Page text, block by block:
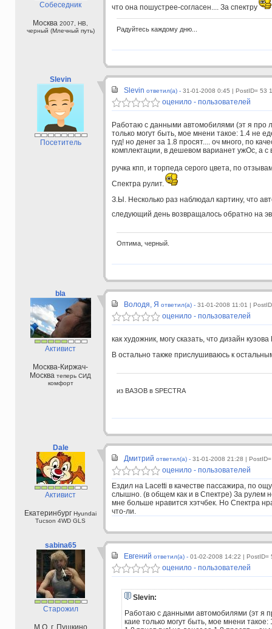
Собеседник
Москва 2007, HB,
черный (Млечный путь)
что она пошустрее-согласен.... За спектру
Радуйтесь каждому дню...
Slevin
Посетитель
Slevin ответил(а) - 31-01-2008 0:45 | PostID= 53
оценило - пользователей
Работаю с данными автомобилями (эт я про
только могут быть, мое мнени такое: 1.4 не
гуд! но денег за 1.8 просят.... оч много, по
комплектации, в дешевом варианет ужОс, а
ручка кпп, и торпеда серого цвета, по
Спектра рулит.
З.Ы. Несколько раз наблюдал картину, что
следующий день возвращалось обратно на
Оптима, черный.
bla
Активист
Москва-Киржач-
Москва теперь СИД
комфорт
Володя, Я ответил(а) - 31-01-2008 11:01 |
оценило - пользователей
как художник, могу сказать, что дизайн
В остально также прислушиваюсь к
из ВАЗОВ в SPECTRA
Dale
Активист
Екатеринбург Hyundai
Tucson 4WD GLS
Дмитрий ответил(а) - 31-01-2008 21:28 |
оценило - пользователей
Ездил на Lacetti в качестве пассажира, по
слышно. (в общем как и в Спектре) За рулем
мне больше нравится хэтчбек. Но Спектра
что-ли.
sabina65
Старожил
М.О. г. Пушкино
Евгений ответил(а) - 01-02-2008 14:22 | PostID=
оценило - пользователей
Slevin:
Работаю с данными автомобилями (эт я
каие только могут быть, мое мнени